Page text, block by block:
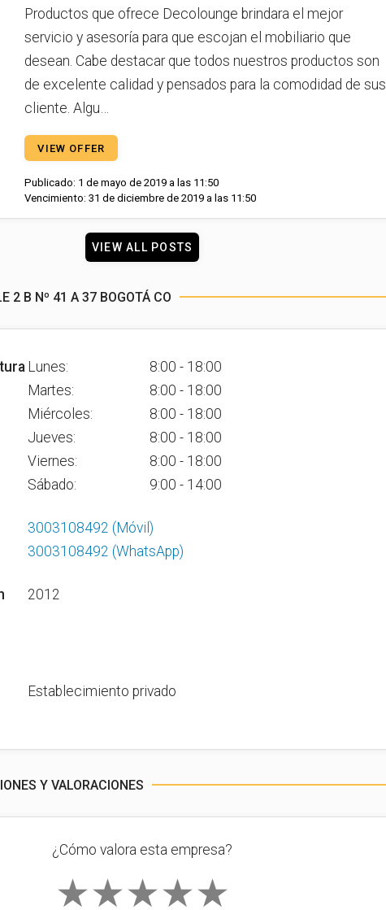
Productos que ofrece Decolounge brindara el mejor
servicio y asesoría para que escojan el mobiliario que
desean. Cabe destacar que todos nuestros productos son
de excelente calidad y pensados para la comodidad de sus
cliente. Algu…
VIEW OFFER
Publicado: 1 de mayo de 2019 a las 11:50
Vencimiento: 31 de diciembre de 2019 a las 11:50
VIEW ALL POSTS
2 B Nº 41 A 37 BOGOTÁ CO
Lunes:
8:00 - 18:00
Martes:
8:00 - 18:00
Miércoles:
8:00 - 18:00
Jueves:
8:00 - 18:00
Viernes:
8:00 - 18:00
Sábado:
9:00 - 14:00
3003108492 (Móvil)
3003108492 (WhatsApp)
2012
Establecimiento privado
Y VALORACIONES
¿Cómo valora esta empresa?
★
★
★
★
★